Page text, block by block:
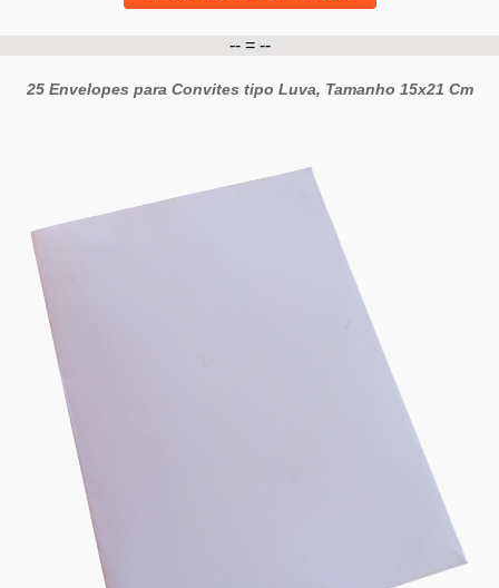
-- = --
25 Envelopes para Convites tipo Luva, Tamanho 15x21 Cm